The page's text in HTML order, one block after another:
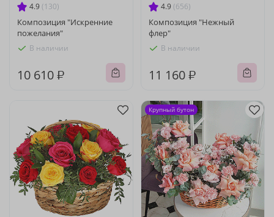
4.9 (130)
Композиция "Искренние
пожелания"
В наличии
10 610 ₽
4.9 (656)
Композиция "Нежный
флер"
В наличии
11 160 ₽
Крупный бутон